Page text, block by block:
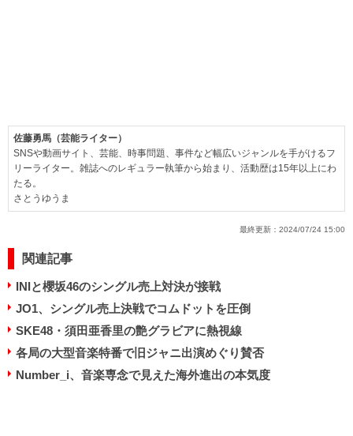
佐藤勇馬（芸能ライター）
SNSや動画サイト、芸能、時事問題、事件など幅広いジャンルを手がけるフ
リーライター。雑誌へのレギュラー執筆から始まり、活動歴は15年以上にわ
たる。
さとうゆうま
最終更新： 2024/07/24 15:00
関連記事
INIと櫻坂46のシングル売上対決が接戦
JO1、シングル売上決戦でコムドットを圧倒
SKE48・須田亜香里の艶グラビアに熱視線
各局の大型音楽特番で旧ジャニ出演めぐり賛否
Number_i、音楽専念で見えた海外進出の本気度